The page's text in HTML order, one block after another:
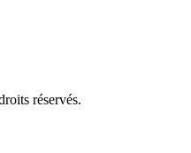
réservés.